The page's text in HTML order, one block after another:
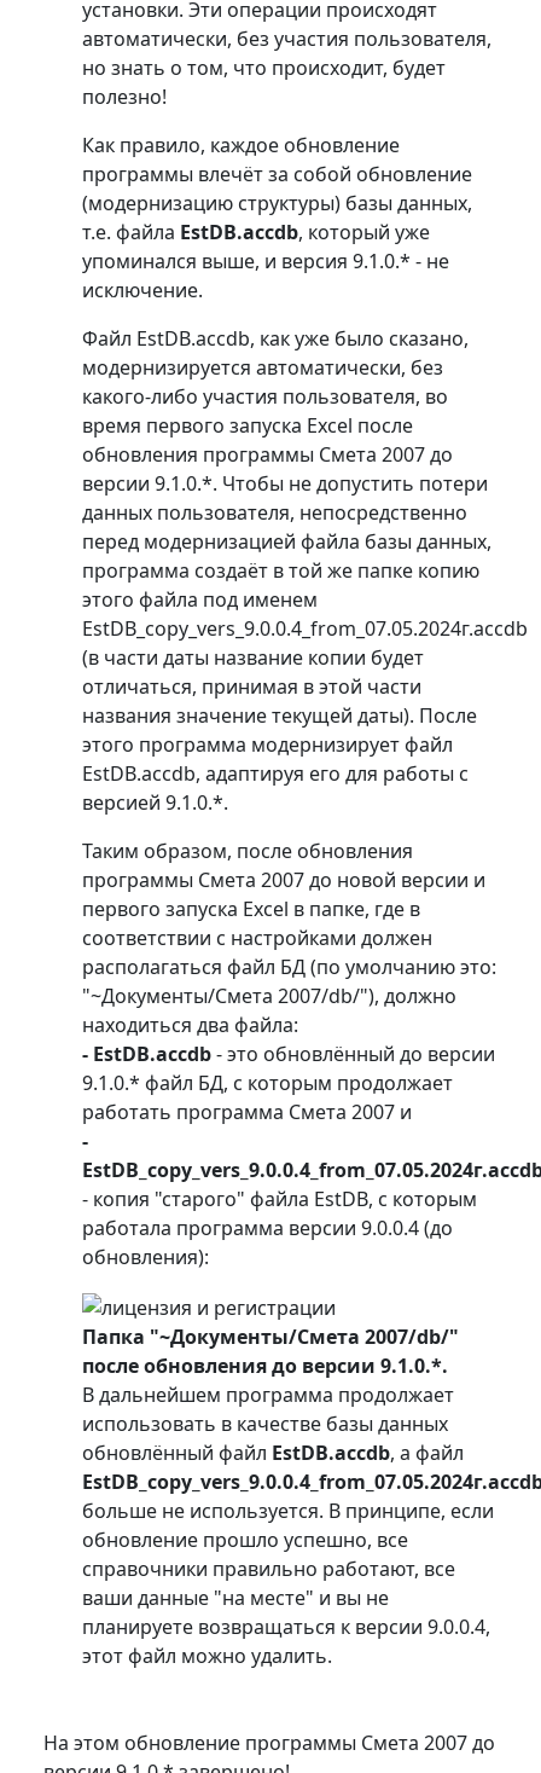
установки. Эти операции происходят
автоматически, без участия пользователя,
но знать о том, что происходит, будет
полезно!
Как правило, каждое обновление
программы влечёт за собой обновление
(модернизацию структуры) базы данных,
т.е. файла EstDB.accdb, который уже
упоминался выше, и версия 9.1.0.* - не
исключение.
Файл EstDB.accdb, как уже было сказано,
модернизируется автоматически, без
какого-либо участия пользователя, во
время первого запуска Excel после
обновления программы Смета 2007 до
версии 9.1.0.*. Чтобы не допустить потери
данных пользователя, непосредственно
перед модернизацией файла базы данных,
программа создаёт в той же папке копию
этого файла под именем
EstDB_copy_vers_9.0.0.4_from_07.05.2024г.accdb
(в части даты название копии будет
отличаться, принимая в этой части
названия значение текущей даты). После
этого программа модернизирует файл
EstDB.accdb, адаптируя его для работы с
версией 9.1.0.*.
Таким образом, после обновления
программы Смета 2007 до новой версии и
первого запуска Excel в папке, где в
соответствии с настройками должен
располагаться файл БД (по умолчанию это:
"~Документы/Смета 2007/db/"), должно
находиться два файла:
- EstDB.accdb- это обновлённый до версии
9.1.0.* файл БД, с которым продолжает
работать программа Смета 2007 и
-
- копия "старого" файла EstDB, с которым
работала программа версии 9.0.0.4 (до
обновления):
Папка "~Документы/Смета 2007/db/"
после обновления до версии 9.1.0.*.
В дальнейшем программа продолжает
использовать в качестве базы данных
обновлённый файл EstDB.accdb, а файл
больше не используется. В принципе, если
обновление прошло успешно, все
справочники правильно работают, все
ваши данные "на месте" и вы не
планируете возвращаться к версии 9.0.0.4,
этот файл можно удалить.
На этом обновление программы Смета 2007 до